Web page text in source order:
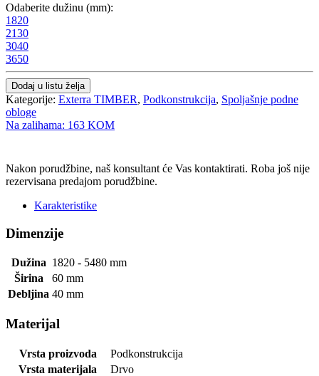
Odaberite dužinu (mm):
1820
2130
3040
3650
Dodaj u listu želja
Kategorije: Exterra TIMBER, Podkonstrukcija, Spoljašnje podne
obloge
Na zalihama: 163 KOM
Nakon porudžbine, naš konsultant će Vas kontaktirati. Roba još nije
rezervisana predajom porudžbine.
Karakteristike
Dimenzije
Dužina 1820 - 5480 mm
Širina
60 mm
Debljina 40 mm
Materijal
Vrsta proizvoda
Podkonstrukcija
Vrsta materijala
Drvo